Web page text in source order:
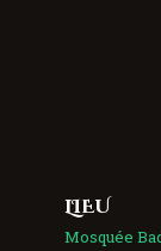
LIEU
Mosquée